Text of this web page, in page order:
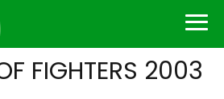
FIGHTERS 2003